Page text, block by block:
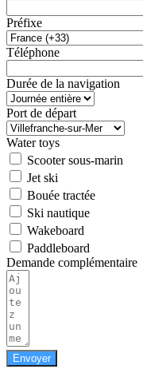
Préfixe
Téléphone
Durée de la navigation
Port de départ
Water toys
Scooter sous-marin
Jet ski
Bouée tractée
Ski nautique
Wakeboard
Paddleboard
Demande complémentaire
Envoyer